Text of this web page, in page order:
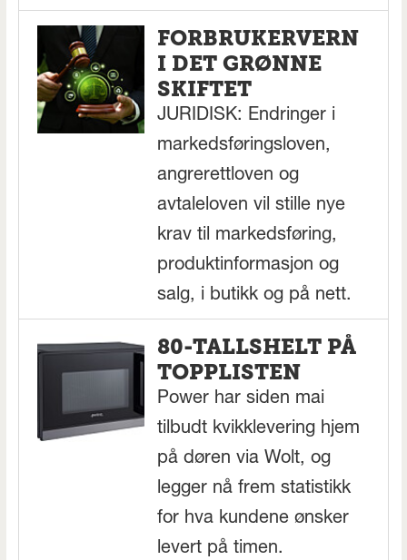
FORBRUKERVERN
I DET GRØNNE
SKIFTET
JURIDISK: Endringer i
markedsføringsloven,
angrerettloven og
avtaleloven vil stille nye
krav til markedsføring,
produktinformasjon og
salg, i butikk og på nett.
80-TALLSHELT PÅ
TOPPLISTEN
Power har siden mai
tilbudt kvikklevering hjem
på døren via Wolt, og
legger nå frem statistikk
for hva kundene ønsker
levert på timen.